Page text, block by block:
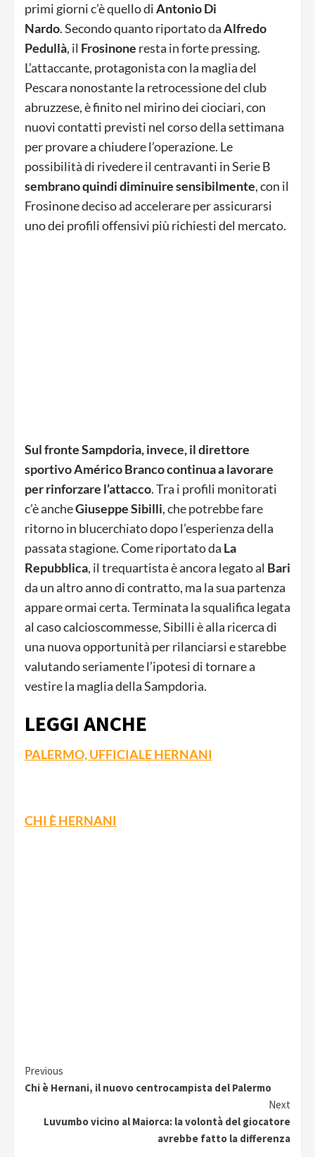
primi giorni c’è quello diAntonio Di
Nardo.Secondo quanto riportato daAlfredo
Pedullà, il Frosinone resta in forte pressing.
L’attaccante, protagonista con la maglia del
Pescara nonostante la retrocessione del club
abruzzese, è finito nel mirino dei ciociari, con
nuovi contatti previsti nel corso della settimana
per provare a chiudere l’operazione. Le
possibilità di rivedere il centravanti in Serie B
sembrano quindi diminuire sensibilmente, con il
Frosinone deciso ad accelerare per assicurarsi
uno dei profili offensivi più richiesti del mercato.
Sul fronte Sampdoria, invece, il direttore
sportivoAmérico Brancocontinua a lavorare
per rinforzare l’attacco. Tra i profili monitorati
c’è ancheGiuseppe Sibilli, che potrebbe fare
ritorno in blucerchiato dopo l’esperienza della
passata stagione. Come riportato da La
Repubblica, il trequartista è ancora legato al Bari
da un altro anno di contratto, ma la sua partenza
appare ormai certa. Terminata la squalifica legata
al caso calcioscommesse, Sibilli è alla ricerca di
una nuova opportunità per rilanciarsi e starebbe
valutando seriamente l’ipotesi di tornare a
vestire la maglia della Sampdoria.
LEGGI ANCHE
PALERMO, UFFICIALE HERNANI
CHI È HERNANI
Continue
Previous
Chi è Hernani, il nuovo centrocampista del Palermo
Next
Luvumbo vicino al Maiorca: la volontà del giocatore
avrebbe fatto la differenza